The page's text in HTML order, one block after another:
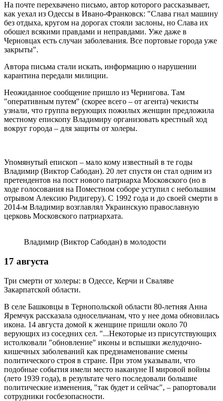
На почте перехвачено письмо, автор которого рассказывает,
как уехал из Одессы в Ивано-Франковск: "Слава гнал машину
без отдыха, кругом на дорогах стояли заслоны, но Слава их
обошел всякими правдами и неправдами. Уже даже в
Черновцах есть случаи заболевания. Все портовые города уже
закрыты".
Автора письма стали искать, информацию о нарушении
карантина передали милиции.
Неожиданное сообщение пришло из Чернигова. Там
"оперативным путем" (скорее всего – от агента) чекисты
узнали, что группа верующих пожилых женщин предложила
местному епископу Владимиру организовать крестный ход
вокруг города – для защиты от холеры.
Упомянутый епископ – мало кому известный в те годы
Владимир (Виктор Сабодан). 20 лет спустя он стал одним из
претендентов на пост нового патриарха Московского (но в
ходе голосования на Поместном соборе уступил с небольшим
отрывом Алексию Ридигеру). С 1992 года и до своей смерти в
2014-м Владимир возглавлял Украинскую православную
церковь Московского патриархата.
Владимир (Виктор Сабодан) в молодости
17 августа
Три смерти от холеры: в Одессе, Керчи и Сваляве
Закарпатской области.
В селе Башковцы в Тернопольской области 80-летняя Анна
Яремчук рассказала односельчанам, что у нее дома обновилась
икона. 14 августа домой к женщине пришли около 70
верующих из соседних сел. "...Некоторые из присутствующих
истолковали "обновление" иконы и вспышки желудочно-
кишечных заболеваний как предзнаменование смены
политического строя в стране. При этом указывали, что
подобные события имели место накануне II мировой войны
(лето 1939 года), в результате чего последовали большие
политические изменения, "так будет и сейчас", – рапортовали
сотрудники госбезопасности.